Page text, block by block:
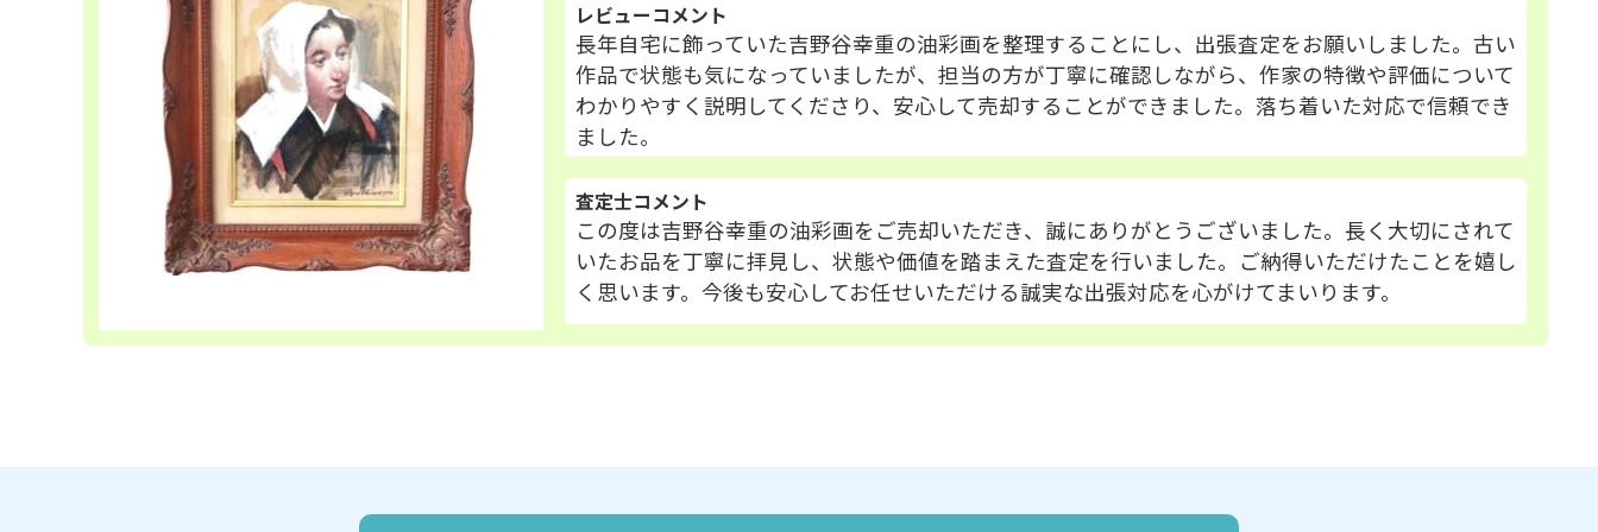
レビューコメント
長年自宅に飾っていた吉野谷幸重の油彩画を整理することにし、出張査定をお願いしました。古い
作品で状態も気になっていましたが、担当の方が丁寧に確認しながら、作家の特徴や評価について
わかりやすく説明してくださり、安心して売却することができました。落ち着いた対応で信頼でき
ました。
査定士コメント
この度は吉野谷幸重の油彩画をご売却いただき、誠にありがとうございました。長く大切にされて
いたお品を丁寧に拝見し、状態や価値を踏まえた査定を行いました。ご納得いただけたことを嬉し
く思います。今後も安心してお任せいただける誠実な出張対応を心がけてまいります。